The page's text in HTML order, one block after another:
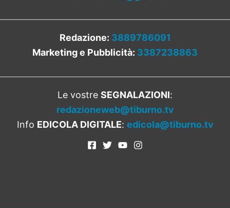
Redazione: 3889786091
Marketing e Pubblicità: 3387238863
Le vostre SEGNALAZIONI:
redazioneweb@tiburno.tv
Info EDICOLA DIGITALE: edicola@tiburno.tv